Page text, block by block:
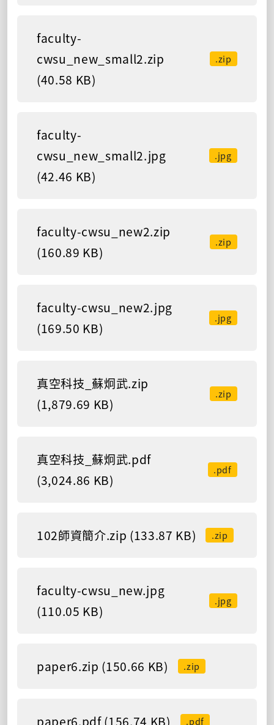
faculty-
cwsu_new_small2.zip
(40.58 KB)
.zip
faculty-
cwsu_new_small2.jpg
(42.46 KB)
.jpg
faculty-cwsu_new2.zip
(160.89 KB)
.zip
faculty-cwsu_new2.jpg
(169.50 KB)
.jpg
真空科技_蘇炯武.zip
(1,879.69 KB)
.zip
真空科技_蘇炯武.pdf
(3,024.86 KB)
.pdf
102師資簡介.zip (133.87 KB) .zip
faculty-cwsu_new.jpg
(110.05 KB)
.jpg
paper6.zip (150.66 KB) .zip
paper6.pdf (156.74 KB) .pdf